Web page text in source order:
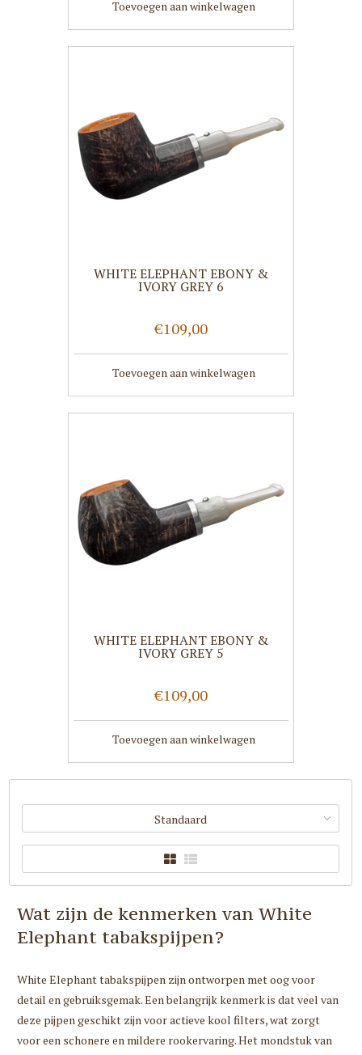
Toevoegen aan winkelwagen
WHITE ELEPHANT EBONY &
IVORY GREY 6
€109,00
Toevoegen aan winkelwagen
WHITE ELEPHANT EBONY &
IVORY GREY 5
€109,00
Toevoegen aan winkelwagen
Standaard
Wat zijn de kenmerken van White
Elephant tabakspijpen?
White Elephant tabakspijpen zijn ontworpen met oog voor
detail en gebruiksgemak. Een belangrijk kenmerk is dat veel van
deze pijpen geschikt zijn voor actieve kool filters, wat zorgt
voor een schonere en mildere rookervaring. Het mondstuk van